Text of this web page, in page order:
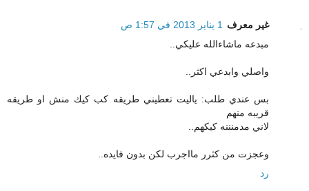
غير معرف
1 يناير 2013 في 1:57 ص
مبدعه ماشاءالله عليكي..
واصلي وابدعي اكثر..
بس عندي طلب: ياليت تعطيني طريقه كب كيك منش او طريقه
قريبه منهم
لاني مدمنننه كيكهم..
وعجزت من كثرر مااجرب لكن بدون فايده..
رد